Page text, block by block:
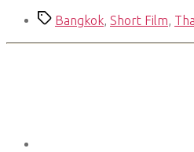
МеткиBangkok Short Film